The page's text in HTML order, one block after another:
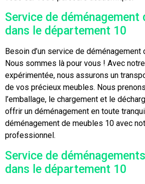
Service de déménagement
dans le département 10
Besoin d’un service de déménagement
Nous sommes là pour vous ! Avec
expérimentée, nous assurons un
de vos précieux meubles. Nous
l’emballage, le chargement et le
offrir un déménagement en toute
déménagement de meubles 10 avec
professionnel.
Service de
dans le département 10